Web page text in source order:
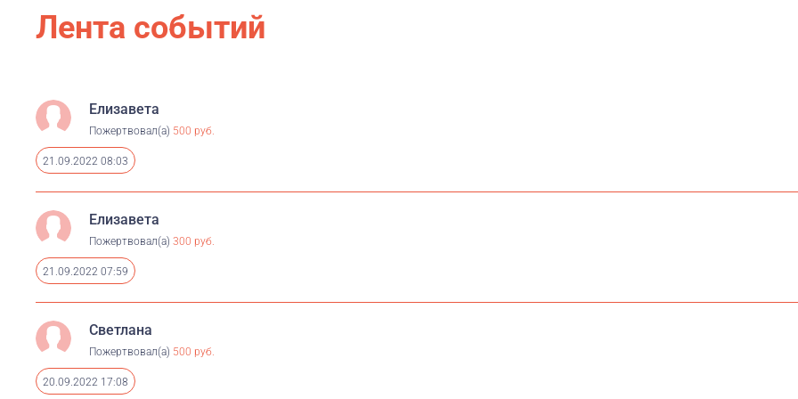
Лента событий
Елизавета
Пожертвовал(а) 500 руб.
21.09.2022 08:03
Елизавета
Пожертвовал(а) 300 руб.
21.09.2022 07:59
Светлана
Пожертвовал(а) 500 руб.
20.09.2022 17:08